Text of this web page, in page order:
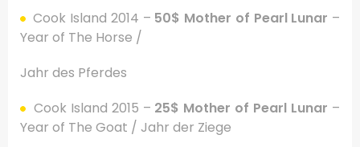
Cook Island 2014 – 50$ Mother of Pearl Lunar –
Year of The Horse /
Jahr des Pferdes
Cook Island 2015 – 25$ Mother of Pearl Lunar –
Year of The Goat / Jahr der Ziege